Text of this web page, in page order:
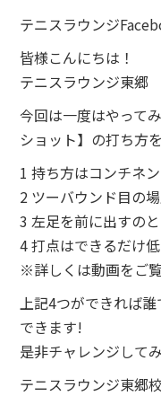
テニスラウンジ
皆様こんにちは！
テニスラウンジ東郷
今回は一度はやって
ショット】の打ち方
1 持ち方はコンチネ
2 ツーバウンド目の
3 左足を前に出すの
4 打点はできるだけ
※詳しくは動画をご
上記4つができれば
できます!
是非チャレンジして
テニスラウンジ東郷校